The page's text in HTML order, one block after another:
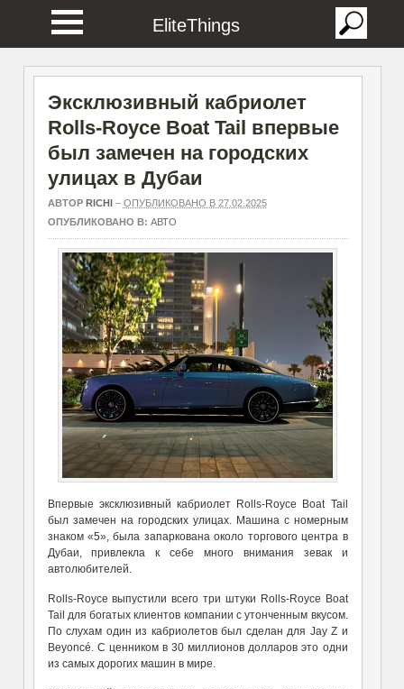
EliteThings
Эксклюзивный кабриолет
Rolls-Royce Boat Tail впервые
был замечен на городских
улицах в Дубаи
АВТОР RICHI– ОПУБЛИКОВАНО В 27.02.2025
ОПУБЛИКОВАНО В: АВТО
Впервые эксклюзивный кабриолет Rolls-Royce Boat Tail
был замечен на городских улицах. Машина с номерным
знаком «5», была запаркована около торгового центра в
Дубаи, привлекла к себе много внимания зевак и
автолюбителей.
Rolls-Royce выпустили всего три штуки Rolls-Royce Boat
Tail для богатых клиентов компании с утонченным вкусом.
По слухам один из кабриолетов был сделан для Jay Z и
Beyoncé. С ценником в 30 миллионов долларов это одни
из самых дорогих машин в мире.